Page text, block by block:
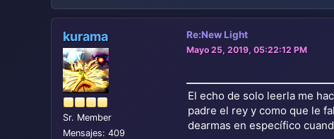
kurama
Sr. Member
Mensajes: 409
Re:New Light
Mayo 25, 2019, 05:22:12 PM
El echo de solo leerla me
padre el rey y como que le
dearmas en específico